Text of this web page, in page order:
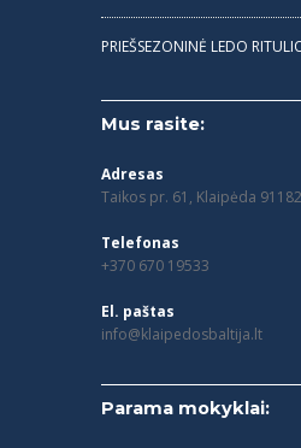
PRIEŠSEZONINĖ LEDO
Mus rasite:
Adresas
Taikos pr. 61, Klaipėda 91182
Telefonas
+370 670 19533
El. paštas
info@klaipedosbaltija.lt
Parama mokyklai: